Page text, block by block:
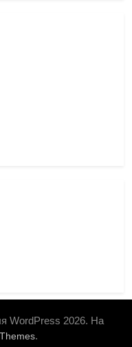
WordPress 2026. На
.